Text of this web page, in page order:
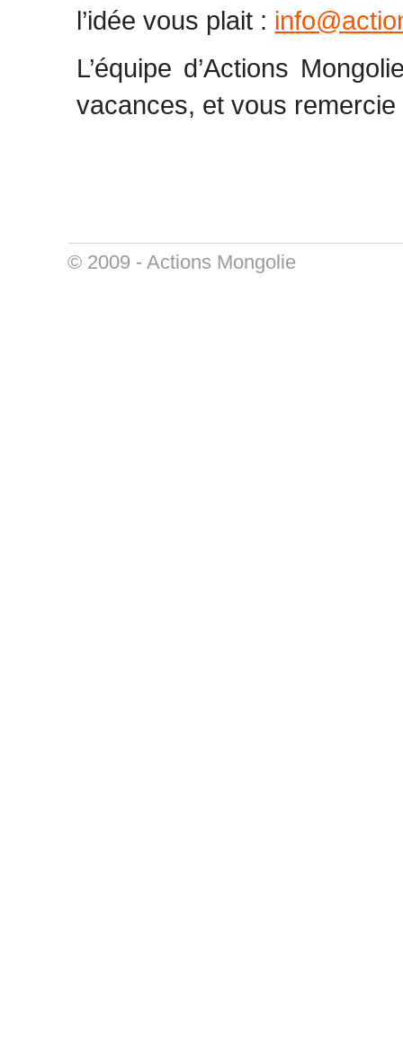
l’idée vous plait :
L’équipe d’Actions
vacances, et vous
© 2009 -Actions Mongolie